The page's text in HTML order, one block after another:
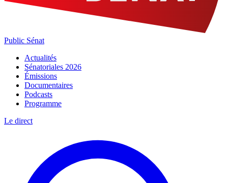
Public Sénat
Actualités
Sénatoriales 2026
Émissions
Documentaires
Podcasts
Programme
Le direct